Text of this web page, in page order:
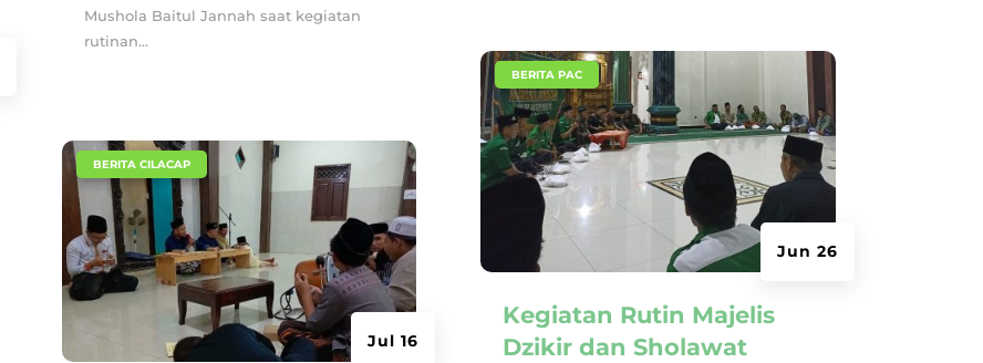
Mushola Baitul Jannah saat kegiatan
rutinan...
Jul 16
BERITA CILACAP
Kegiatan Rutin Majelis
Dzikir dan Sholawat
Jun 26
BERITA PAC